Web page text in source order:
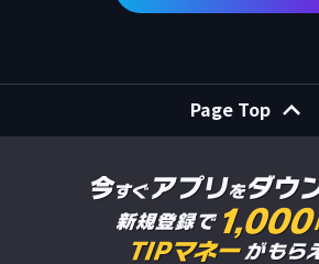
Page Top